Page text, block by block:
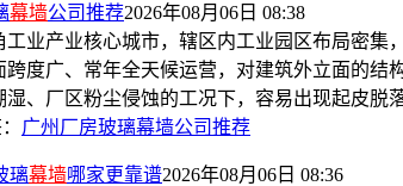
幕墙公司推荐2026年08月06日 08:38
工业产业核心城市，辖区内工业园区布局密
跨度广、常年全天候运营，对建筑外立面的
湿、厂区粉尘侵蚀的工况下，容易出现起皮
广州厂房玻璃幕墙公司推荐
璃幕墙哪家更靠谱2026年08月06日 08:36